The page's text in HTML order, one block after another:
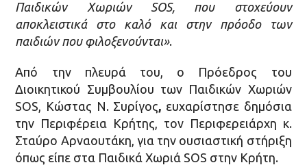
Παιδικών Χωριών SOS, που στοχεύουν
αποκλειστικά στο καλό και στην πρόοδο των
παιδιών που φιλοξενούνται».
Από την πλευρά του, ο Πρόεδρος του
Διοικητικού Συμβουλίου των Παιδικών Χωριών
SOS, Κώστας Ν. Συρίγος, ευχαρίστησε δημόσια
την Περιφέρεια Κρήτης, τον Περιφερειάρχη κ.
Σταύρο Αρναουτάκη, για την ουσιαστική στήριξη
όπως είπε στα Παιδικά Χωριά SOS στην Κρήτη.